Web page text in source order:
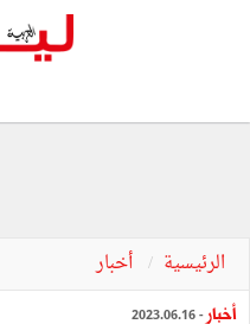
الرئيسية أخبار
أخبار - 2023.06.16